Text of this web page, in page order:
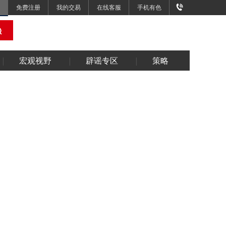
免费注册 我的交易 在线客服 手机有色
宏观视野 辟谣专区 策略